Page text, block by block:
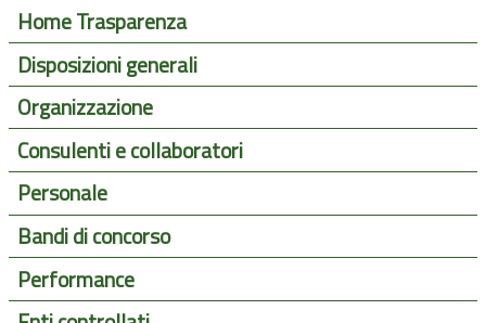
Home Trasparenza
Disposizioni generali
Organizzazione
Consulenti e collaboratori
Personale
Bandi di concorso
Performance